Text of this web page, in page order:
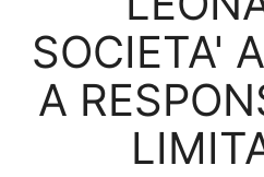
SOCIETA'
A